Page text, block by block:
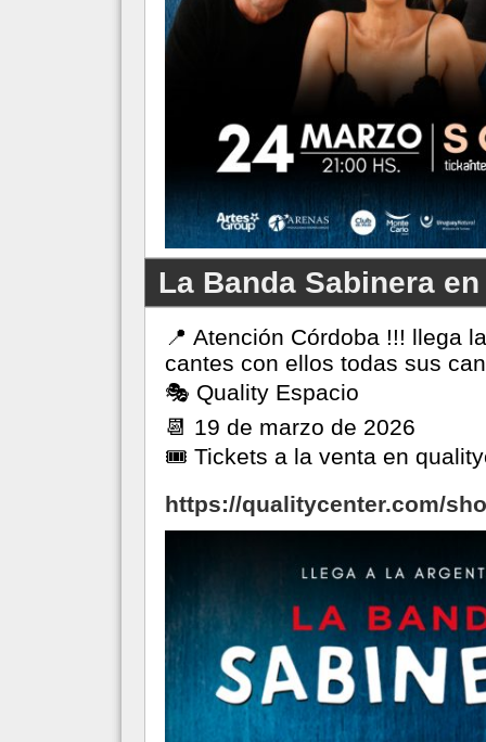
La Banda Sabinera
📍 Atención Córdoba !!! llega
cantes con ellos todas sus
🎭 Quality Espacio
📆 19 de marzo de 2026
🎟️ Tickets a la venta en
https://qualitycenter.com/